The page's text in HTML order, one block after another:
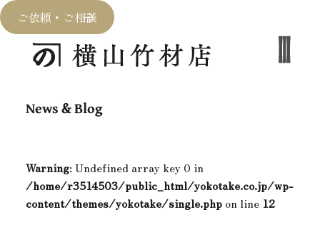
ご依頼・ご相談
News & Blog
Warning: Undefined array key 0 in
/home/r3514503/public_html/yokotake.co.jp/wp-
content/themes/yokotake/single.phpon line 12